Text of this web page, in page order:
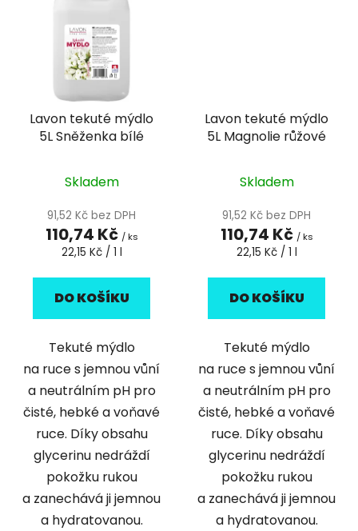
Lavon tekuté mýdlo
5L Sněženka bílé
Skladem
91,52 Kč bez DPH
110,74 Kč / ks
Měrná
22,15 Kč / 1 l
DO KOŠÍKU
Tekuté mýdlo
na ruce s jemnou vůní
a neutrálním pH pro
čisté, hebké a voňavé
ruce. Díky obsahu
glycerinu nedráždí
pokožku rukou
a zanechává ji jemnou
a hydratovanou.
Lavon tekuté mýdlo
5L Magnolie růžové
Skladem
91,52 Kč bez DPH
110,74 Kč / ks
Měrná
22,15 Kč / 1 l
DO KOŠÍKU
Tekuté mýdlo
na ruce s jemnou vůní
a neutrálním pH pro
čisté, hebké a voňavé
ruce. Díky obsahu
glycerinu nedráždí
pokožku rukou
a zanechává ji jemnou
a hydratovanou.